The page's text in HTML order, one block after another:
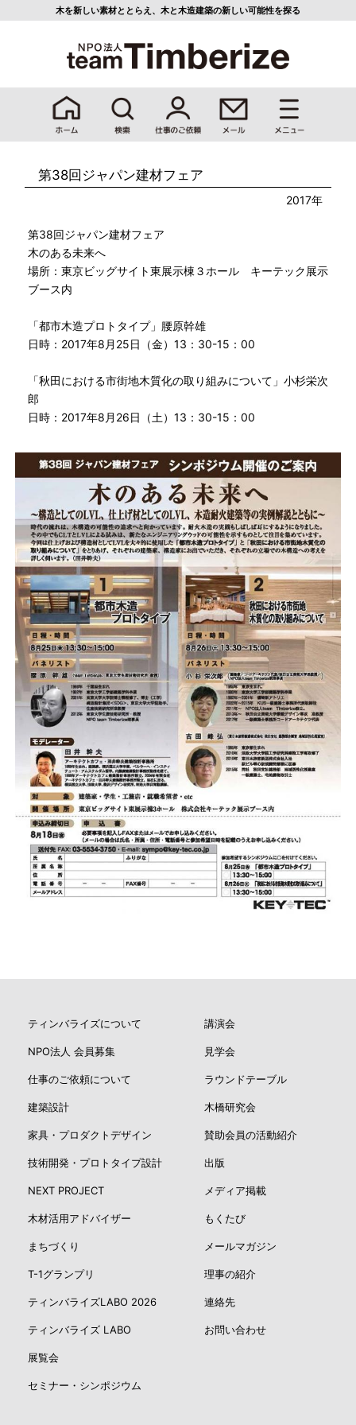
木を新しい素材ととらえ、 木と木造建築の新しい可能性を探る
第38回ジャパン建材フェア
2017年
第38回ジャパン建材フェア
木のある未来へ
場所：東京ビッグサイト東展示棟３ホール キーテック展示
ブース内
「都市木造プロトタイプ」腰原幹雄
日時：2017年8月25日（金）13：30-15：00
「秋田における市街地木質化の取り組みについて」小杉栄次
郎
日時：2017年8月26日（土）13：30-15：00
ティンバライズについて
NPO法人 会員募集
仕事のご依頼について
建築設計
家具・プロダクトデザイン
技術開発・プロトタイプ設計
NEXT PROJECT
木材活用アドバイザー
まちづくり
T-1グランプリ
ティンバライズLABO 2026
ティンバライズ LABO
展覧会
セミナー・シンポジウム
講演会
見学会
ラウンドテーブル
木橋研究会
賛助会員の活動紹介
出版
メディア掲載
もくたび
メールマガジン
理事の紹介
連絡先
お問い合わせ